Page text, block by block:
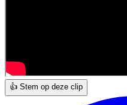
👍 Stem op deze clip